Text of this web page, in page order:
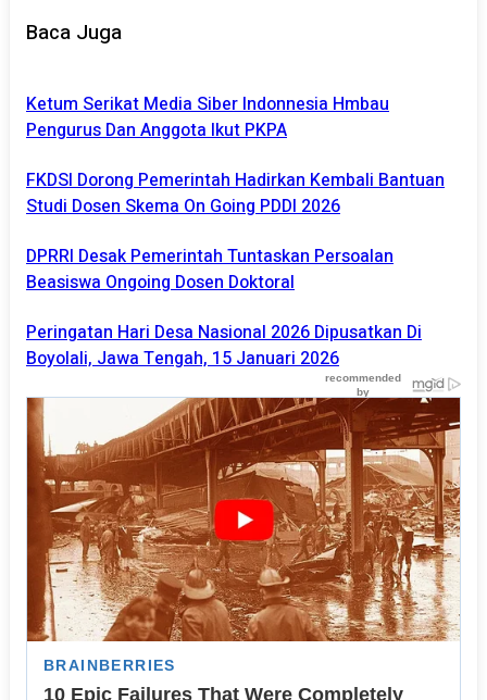
Baca Juga
Ketum Serikat Media Siber Indonnesia Hmbau
Pengurus Dan Anggota Ikut PKPA
FKDSI Dorong Pemerintah Hadirkan Kembali Bantuan
Studi Dosen Skema On Going PDDI 2026
DPRRI Desak Pemerintah Tuntaskan Persoalan
Beasiswa Ongoing Dosen Doktoral
Peringatan Hari Desa Nasional 2026 Dipusatkan Di
Boyolali, Jawa Tengah, 15 Januari 2026